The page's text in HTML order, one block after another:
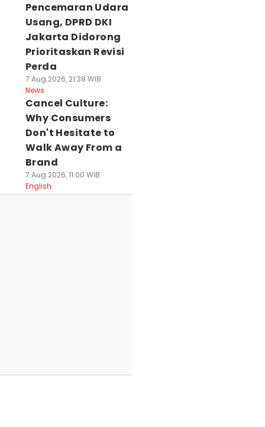
Pencemaran Udara
Usang, DPRD DKI
Jakarta Didorong
Prioritaskan Revisi
Perda
7 Aug 2026, 21:38 WIB
News
Cancel Culture:
Why Consumers
Don't Hesitate to
Walk Away From a
Brand
7 Aug 2026, 11:00 WIB
English